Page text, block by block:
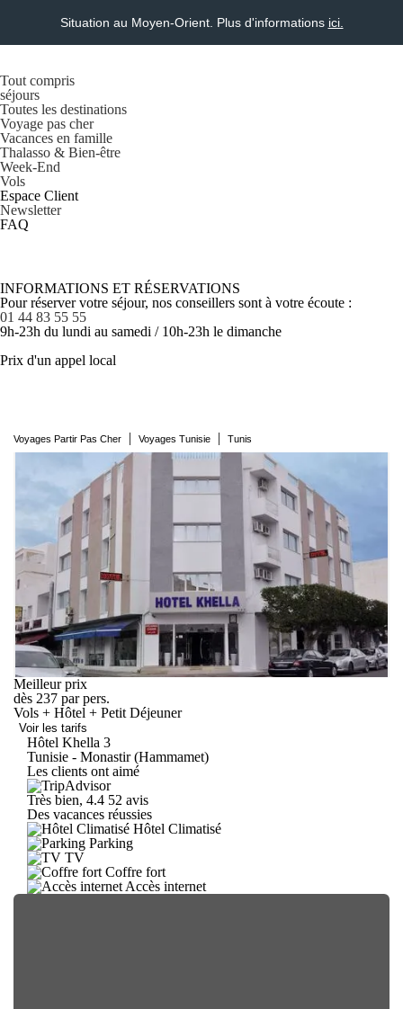
Situation au Moyen-Orient. Plus d'informations ici.
Tout compris
séjours
Toutes les destinations
Voyage pas cher
Vacances en famille
Thalasso & Bien-être
Week-End
Vols
Espace Client
Newsletter
FAQ
INFORMATIONS ET RÉSERVATIONS
Pour réserver votre séjour, nos conseillers sont à votre écoute :
01 44 83 55 55
9h-23h du lundi au samedi / 10h-23h le dimanche
Prix d'un appel local
Voyages Partir Pas Cher | Voyages Tunisie | Tunis
Meilleur prix
dès 237 par pers.
Vols + Hôtel + Petit Déjeuner
Voir les tarifs
Hôtel Khella 3
Tunisie - Monastir (Hammamet)
Les clients ont aimé
Très bien, 4.4 52 avis
Des vacances réussies
Hôtel Climatisé
Parking
TV
Coffre fort
Accès internet